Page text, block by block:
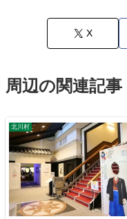
X
周辺の関連記事
北川村